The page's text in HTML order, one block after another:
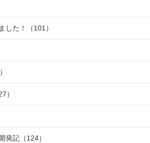
した！ （101）
）
発記 （124）